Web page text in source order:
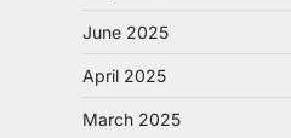
June 2025
April 2025
March 2025